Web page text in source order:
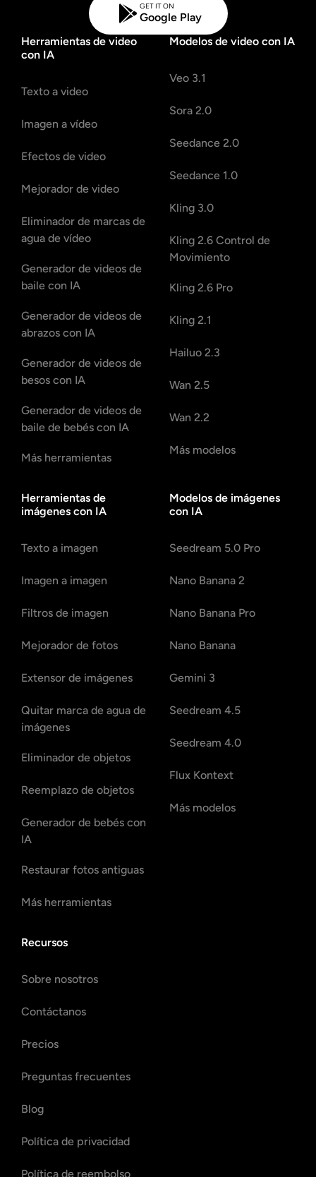
GET IT ON
Google Play
Herramientas de video
con IA
Texto a video
Imagen a vídeo
Efectos de video
Mejorador de video
Eliminador de marcas de
agua de vídeo
Generador de videos de
baile con IA
Generador de videos de
abrazos con IA
Generador de videos de
besos con IA
Generador de videos de
baile de bebés con IA
Más herramientas
Modelos de video con IA
Veo 3.1
Sora 2.0
Seedance 2.0
Seedance 1.0
Kling 3.0
Kling 2.6 Control de
Movimiento
Kling 2.6 Pro
Kling 2.1
Hailuo 2.3
Wan 2.5
Wan 2.2
Más modelos
Herramientas de
imágenes con IA
Texto a imagen
Imagen a imagen
Filtros de imagen
Mejorador de fotos
Extensor de imágenes
Quitar marca de agua de
imágenes
Eliminador de objetos
Reemplazo de objetos
Generador de bebés con
IA
Restaurar fotos antiguas
Más herramientas
Modelos de imágenes
con IA
Seedream 5.0 Pro
Nano Banana 2
Nano Banana Pro
Nano Banana
Gemini 3
Seedream 4.5
Seedream 4.0
Flux Kontext
Más modelos
Recursos
Sobre nosotros
Contáctanos
Precios
Preguntas frecuentes
Blog
Política de privacidad
Política de reembolso